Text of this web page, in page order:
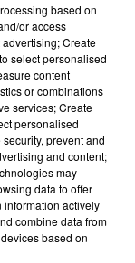
6h46
6h46
FAYCAL MIGNON, TOXICO
Hya Li Bghat
based on
or access
Create
select personalised
content
or combinations
services; Create
personalised
prevent and
and content;
may
data to offer
information actively
combine data from
based on